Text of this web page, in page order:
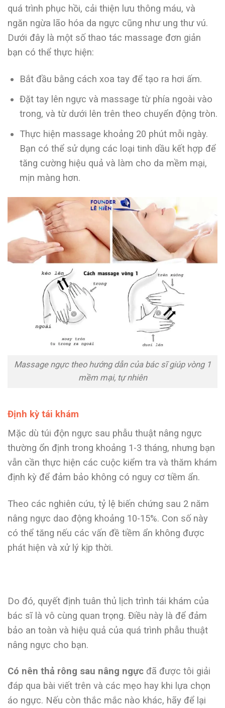
quá trình phục hồi, cải thiện lưu thông máu, và
ngăn ngừa lão hóa da ngực cũng như ung thư vú.
Dưới đây là một số thao tác massage đơn giản
bạn có thể thực hiện:
Bắt đầu bằng cách xoa tay để tạo ra hơi ấm.
Đặt tay lên ngực và massage từ phía ngoài vào
trong, và từ dưới lên trên theo chuyển động tròn.
Thực hiện massage khoảng 20 phút mỗi ngày.
Bạn có thể sử dụng các loại tinh dầu kết hợp để
tăng cường hiệu quả và làm cho da mềm mại,
mịn màng hơn.
Massage ngực theo hướng dẫn của bác sĩ giúp vòng 1
mềm mại, tự nhiên
Định kỳ tái khám
Mặc dù túi độn ngực sau phẫu thuật nâng ngực
thường ổn định trong khoảng 1-3 tháng, nhưng bạn
vẫn cần thực hiện các cuộc kiểm tra và thăm khám
định kỳ để đảm bảo không có nguy cơ tiềm ẩn.
Theo các nghiên cứu, tỷ lệ biến chứng sau 2 năm
nâng ngực dao động khoảng 10-15%. Con số này
có thể tăng nếu các vấn đề tiềm ẩn không được
phát hiện và xử lý kịp thời.
Do đó, quyết định tuân thủ lịch trình tái khám của
bác sĩ là vô cùng quan trọng. Điều này là để đảm
bảo an toàn và hiệu quả của quá trình phẫu thuật
nâng ngực cho bạn.
Có nên thả rông sau nâng ngực đã được tôi giải
đáp qua bài viết trên và các mẹo hay khi lựa chọn
áo ngực. Nếu còn thắc mắc nào khác, hãy để lại